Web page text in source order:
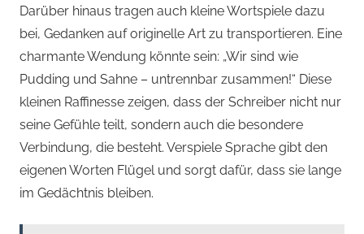
Darüber hinaus tragen auch kleine Wortspiele dazu
bei, Gedanken auf originelle Art zu transportieren. Eine
charmante Wendung könnte sein: „Wir sind wie
Pudding und Sahne – untrennbar zusammen!“ Diese
kleinen Raffinesse zeigen, dass der Schreiber nicht nur
seine Gefühle teilt, sondern auch die besondere
Verbindung, die besteht. Verspiele Sprache gibt den
eigenen Worten Flügel und sorgt dafür, dass sie lange
im Gedächtnis bleiben.